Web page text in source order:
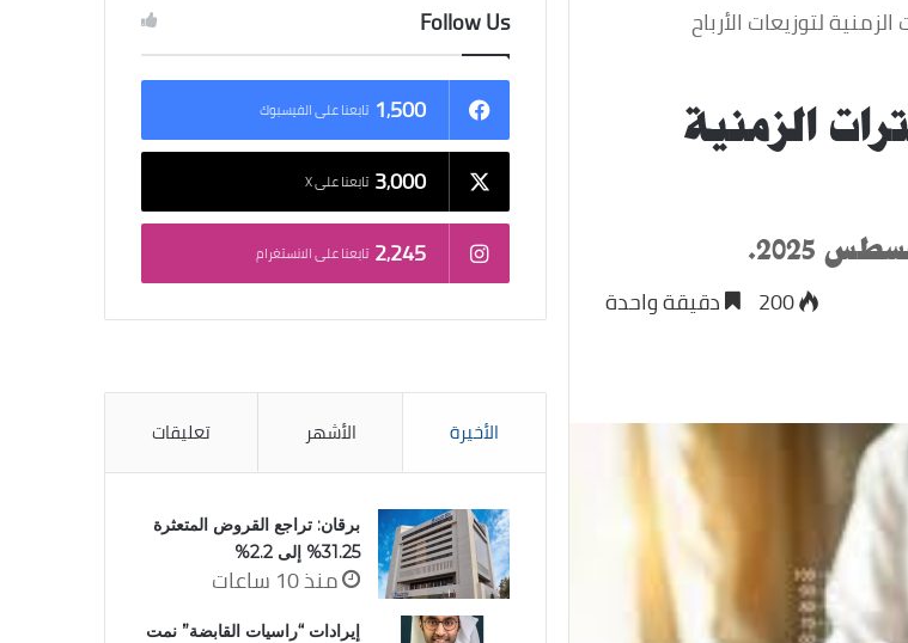
لتوزيعات الأرباح
الزمنية
200
دقيقة واحدة
Follow Us
1٬500 تابعنا على الفيسبوك
3٬000 تابعنا على X
2٬245 تابعنا على الانستغرام
الأخيرة الأشهر تعليقات
برقان: تراجع القروض المتعثرة
31.25% إلى 2.2%
منذ 10 ساعات
إيرادات “راسيات القابضة” نمت